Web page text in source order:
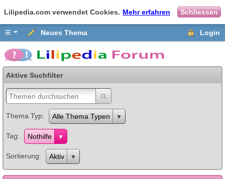
Lilipedia.com verwendet Cookies. Mehr erfahren Schliessen
≡ Neues Thema Login
Aktive Suchfilter
Thema Typ Alle Thema Typen
Tag Nothilfe
Sortierung Aktiv